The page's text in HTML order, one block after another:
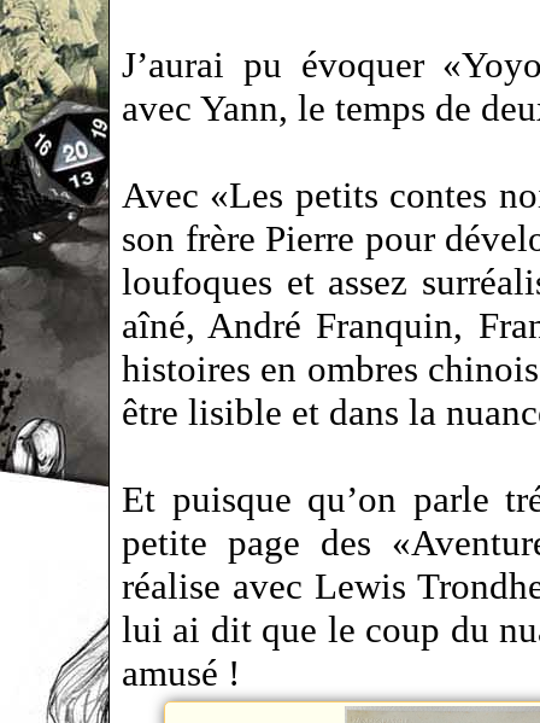
J’aurai pu évoquer
avec Yann, le temps de
Avec «Les petits contes
son frère Pierre pour
loufoques et assez
aîné, André Franquin,
histoires en ombres
être lisible et dans la
Et puisque qu’on parle
petite page des
réalise avec Lewis
lui ai dit que le coup du
amusé !